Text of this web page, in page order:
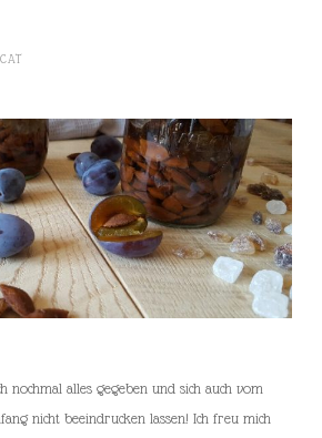
CAT
nochmal alles gegeben und sich auch vom
nicht beeindrucken lassen! Ich freu mich